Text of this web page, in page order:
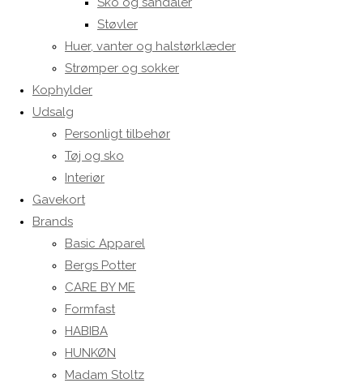
Støvler
Huer, vanter og halstørklæder
Strømper og sokker
Kophylder
Udsalg
Personligt tilbehør
Tøj og sko
Interiør
Gavekort
Brands
Basic Apparel
Bergs Potter
CARE BY ME
Formfast
HABIBA
HUNKØN
Madam Stoltz